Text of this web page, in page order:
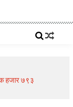
हजार ७९३